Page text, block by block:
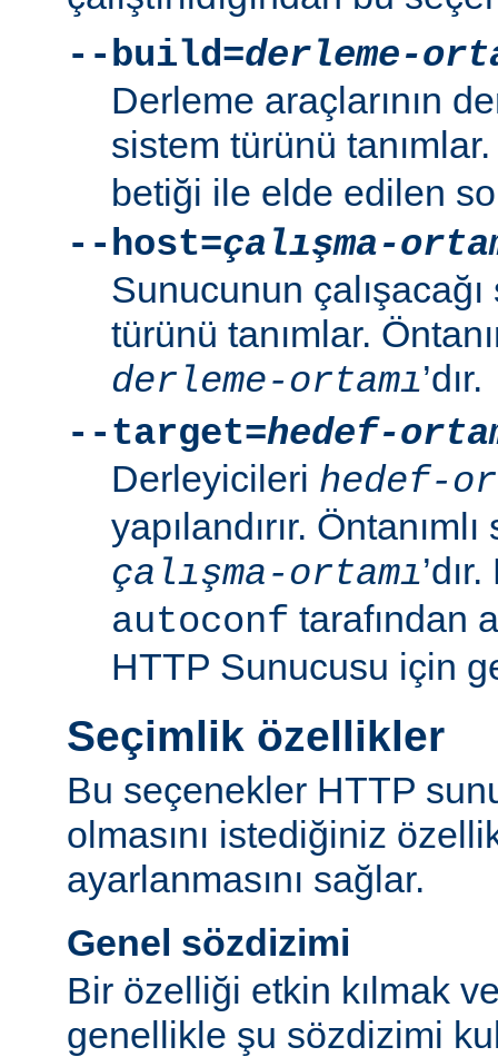
--build=derleme-
Derleme araçlarının
sistem türünü
betiği ile elde edilen
--host=çalışma-
Sunucunun
türünü tanımlar.
derleme-ortamı’dır.
--target=hedef-
Derleyicileri hedef-
yapılandırır.
çalışma-ortamı
autoconf tarafından
HTTP Sunucusu için
Seçimlik özellikler
Bu seçenekler HTTP
olmasını istediğiniz
ayarlanmasını sağlar.
Genel sözdizimi
Bir özelliği etkin kılmak
genellikle şu sözdizimi